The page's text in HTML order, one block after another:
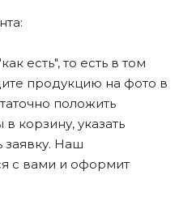
есть", то есть в том
продукцию на фото в
положить
корзину, указать
заявку. Наш
с вами и оформит